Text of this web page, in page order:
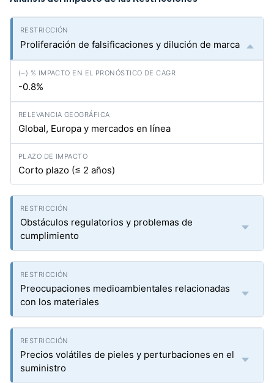
Proliferación de falsificaciones y dilución de marca
-0.8%
Global, Europa y mercados en línea
Corto plazo (≤ 2 años)
Obstáculos regulatorios y problemas de
cumplimiento
Preocupaciones medioambientales relacionadas
con los materiales
Precios volátiles de pieles y perturbaciones en el
suministro